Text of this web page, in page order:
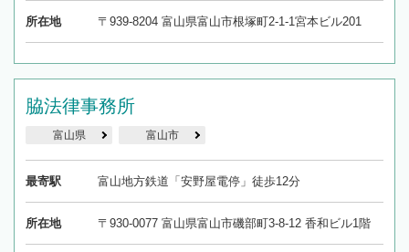
所在地 〒939-8204 富山県富山市根塚町2-1-1宮本ビル201
脇法律事務所
富山県 富山市
最寄駅 富山地方鉄道「安野屋電停」徒歩12分
所在地 〒930-0077 富山県富山市磯部町3-8-12 香和ビル1階